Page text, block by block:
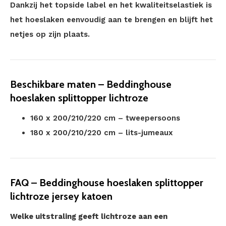
Dankzij het topside label en het kwaliteitselastiek is
het hoeslaken eenvoudig aan te brengen en blijft het
netjes op zijn plaats.
Beschikbare maten – Beddinghouse
hoeslaken splittopper lichtroze
160 x 200/210/220 cm – tweepersoons
180 x 200/210/220 cm – lits-jumeaux
FAQ – Beddinghouse hoeslaken splittopper
lichtroze jersey katoen
Welke uitstraling geeft lichtroze aan een